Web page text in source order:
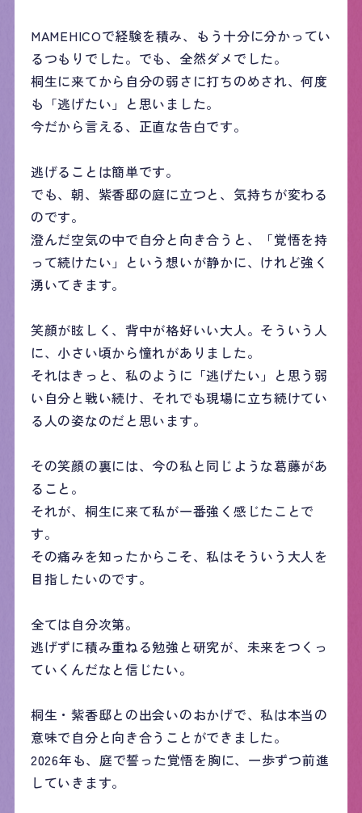
MAMEHICOで経験を積み、もう十分に分かってい
るつもりでした。でも、全然ダメでした。
桐生に来てから自分の弱さに打ちのめされ、何度
も「逃げたい」と思いました。
今だから言える、正直な告白です。
逃げることは簡単です。
でも、朝、紫香邸の庭に立つと、気持ちが変わる
のです。
澄んだ空気の中で自分と向き合うと、「覚悟を持
って続けたい」という想いが静かに、けれど強く
湧いてきます。
笑顔が眩しく、背中が格好いい大人。そういう人
に、小さい頃から憧れがありました。
それはきっと、私のように「逃げたい」と思う弱
い自分と戦い続け、それでも現場に立ち続けてい
る人の姿なのだと思います。
その笑顔の裏には、今の私と同じような葛藤があ
ること。
それが、桐生に来て私が一番強く感じたことで
す。
その痛みを知ったからこそ、私はそういう大人を
目指したいのです。
全ては自分次第。
逃げずに積み重ねる勉強と研究が、未来をつくっ
ていくんだなと信じたい。
桐生・紫香邸との出会いのおかげで、私は本当の
意味で自分と向き合うことができました。
2026年も、庭で誓った覚悟を胸に、一歩ずつ前進
していきます。